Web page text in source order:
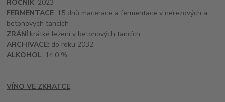
ROČNÍK: 2023
FERMENTACE: 15 dnů macerace a fermentace v nerezových a
betonových tancích
ZRÁNÍ:krátké ležení v betonových tancích
ARCHIVACE: do roku 2032
ALKOHOL: 14,0 %
VÍNO VE ZKRATCE